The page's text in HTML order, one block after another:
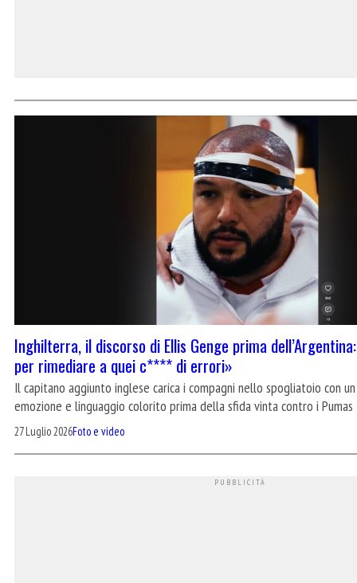
Inghilterra, il discorso di Ellis Genge prima
per rimediare a quei c**** di errori»
Il capitano aggiunto inglese carica i compagni nello spogliatoio con
emozione e linguaggio colorito prima della sfida vinta contro i Pumas
27 Luglio 2026Foto e video